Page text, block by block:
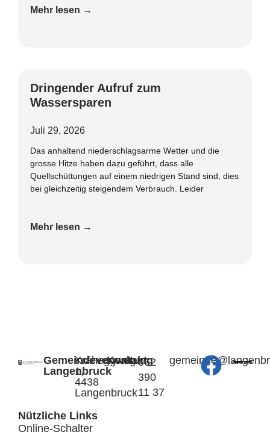
Mehr lesen →
Dringender Aufruf zum
Wassersparen
Juli 29, 2026
Das anhaltend niederschlagsarme Wetter und die
grosse Hitze haben dazu geführt, dass alle
Quellschüttungen auf einem niedrigen Stand sind, dies
bei gleichzeitig steigendem Verbrauch. Leider
Mehr lesen →
Gemeindeverwaltung
Langenbruck
Kräheggweg
1,
4438
Langenbruck
Kontakt:
062
390
11 37
@edniemeg
Nützliche Links
Online-Schalter